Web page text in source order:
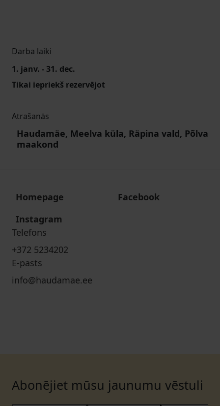
Darba laiki
1. janv. - 31. dec.
Tikai iepriekš rezervējot
Atrašanās
Haudamäe, Meelva küla, Räpina vald, Põlva
maakond
Homepage
Facebook
Instagram
Telefons
+372 5234202
E-pasts
info@haudamae.ee
Abonējiet mūsu jaunumu vēstuli